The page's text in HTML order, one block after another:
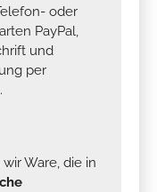
oder
PayPal,
und
per
Ware, die in